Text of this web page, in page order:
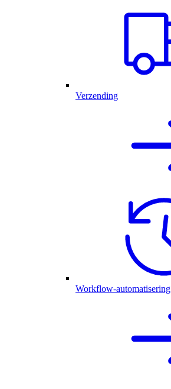
Verzending
Workflow-automatisering